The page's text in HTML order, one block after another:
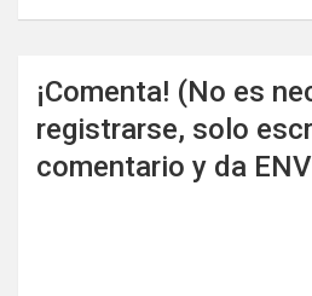
¡Comenta! (No es
registrarse, solo
comentario y da